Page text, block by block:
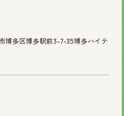
多区博多駅前3-7-35博多ハイテ